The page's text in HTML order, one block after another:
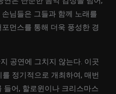
님들은 그들과 함께 노래를
먼스를 통해 더욱 풍성한 경
공연에 그치지 않는다. 이곳
정기적으로 개최하여, 매번
들어, 할로윈이나 크리스마스